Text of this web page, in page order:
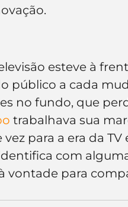
esteve à
público a cada
no fundo, que
trabalhava sua
para a era da TV
com
vontade para